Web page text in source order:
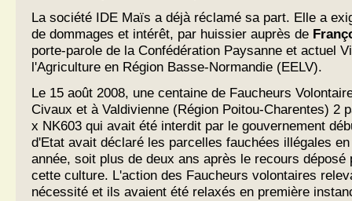
La société IDE Maïs a déjà réclamé sa part. Elle a
de dommages et intérêt, par huissier auprès de
porte-parole de la Confédération Paysanne et actuel
l'Agriculture en Région Basse-Normandie (EELV).
Le 15 août 2008, une centaine de Faucheurs
Civaux et à Valdivienne (Région Poitou-Charentes) 2
x NK603 qui avait été interdit par le gouvernement
d'Etat avait déclaré les parcelles fauchées illégales
année, soit plus de deux ans après le recours déposé
cette culture. L'action des Faucheurs volontaires
nécessité et ils avaient été relaxés en première